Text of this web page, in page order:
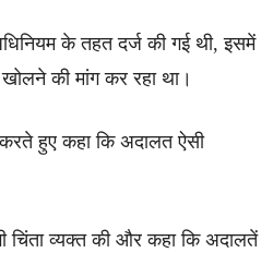
के तहत दर्ज की गई थी, इसमें
की मांग कर रहा था।
करते हुए कहा कि अदालत ऐसी
चिंता व्यक्त की और कहा कि अदालतें